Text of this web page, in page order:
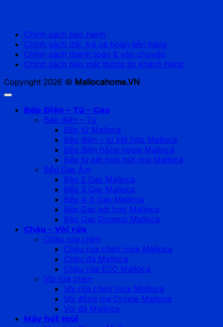
Chính sách bảo hành
Chính sách đổi, trả và hoàn tiền hàng
Chính sách thanh toán & vận chuyển
Chính sách bảo mật thông tin khách hàng
Copyright 2026 © Mallocahome.VN
Bếp Điện – Từ – Gas
Bếp điện – Từ
Bếp từ Malloca
Bếp điện – từ kết hợp Malloca
Bếp điện hồng ngoại Malloca
Bếp từ kết hợp hút mùi Malloca
Bếp Gas Âm
Bếp 2 Gas Malloca
Bếp 3 Gas Malloca
Bếp 4-5 Gas Malloca
Bếp Gas kết hợp Malloca
Bếp Gas Domino Malloca
Chậu – Vòi rửa
Chậu rửa chén
Chậu rửa chén Inox Malloca
Chậu đá Malloca
Chậu rửa ECO Malloca
Vòi rửa chén
Vòi rửa chén Inox Malloca
Vòi đồng mạ Crome Malloca
Vòi đá Malloca
Máy hút mùi